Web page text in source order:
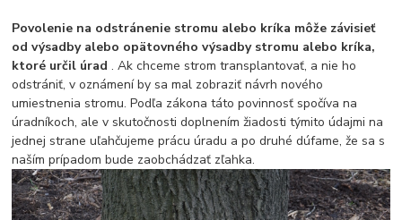
Povolenie na odstránenie stromu alebo kríka môže závisieť
od výsadby alebo opätovného výsadby stromu alebo kríka,
ktoré určil úrad. Ak chceme strom transplantovať, a nie ho
odstrániť, v oznámení by sa mal zobraziť návrh nového
umiestnenia stromu. Podľa zákona táto povinnosť spočíva na
úradníkoch, ale v skutočnosti doplnením žiadosti týmito údajmi na
jednej strane uľahčujeme prácu úradu a po druhé dúfame, že sa s
naším prípadom bude zaobchádzať zľahka.